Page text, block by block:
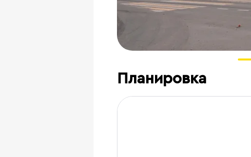
Планировка